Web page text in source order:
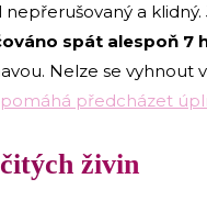
a
spát alespoň 7
Nelze se vyhnout
předcházet
živin